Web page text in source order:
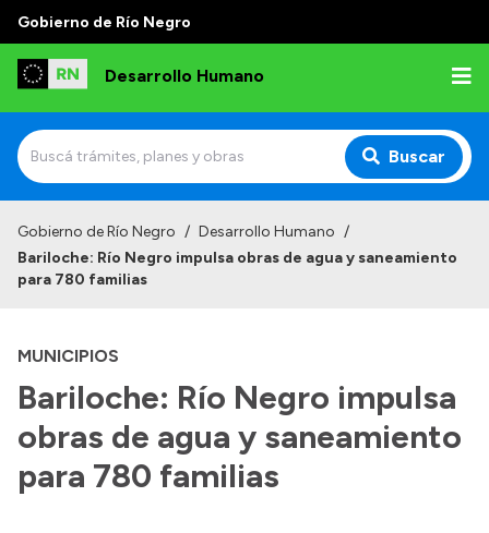
Gobierno de Río Negro
Desarrollo Humano
Buscar
Institucional
Autoridades
Delegaciones
Normativa
Gobierno de Río Negro / Desarrollo Humano /
Bariloche: Río Negro impulsa obras de agua y saneamiento
para 780 familias
MUNICIPIOS
Bariloche: Río Negro impulsa
obras de agua y saneamiento
para 780 familias